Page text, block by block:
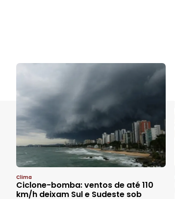
Clima
Ciclone-bomba: ventos de até 110
km/h deixam Sul e Sudeste sob